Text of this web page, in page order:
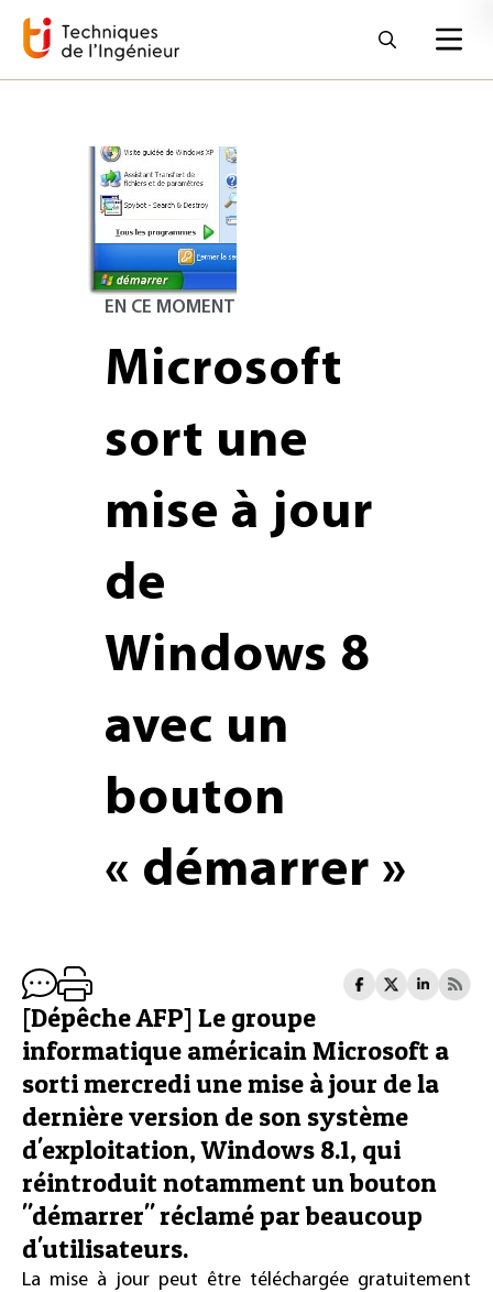
EN CE MOMENT
Microsoft
sort une
mise à jour
de
Windows 8
avec un
bouton
« démarrer »
[Dépêche AFP] Le groupe
informatique américain Microsoft a
sorti mercredi une mise à jour de la
dernière version de son système
d'exploitation, Windows 8.1, qui
réintroduit notamment un bouton
"démarrer" réclamé par beaucoup
d'utilisateurs.
La mise à jour peut être téléchargée gratuitement